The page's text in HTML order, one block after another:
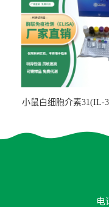
小鼠白细胞介素31(IL-
电